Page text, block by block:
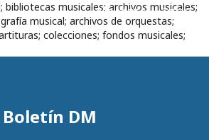
musicales; archivos musicales;
musical; archivos de orquestas;
colecciones; fondos musicales;
Boletín DM
Registrarse Entrar